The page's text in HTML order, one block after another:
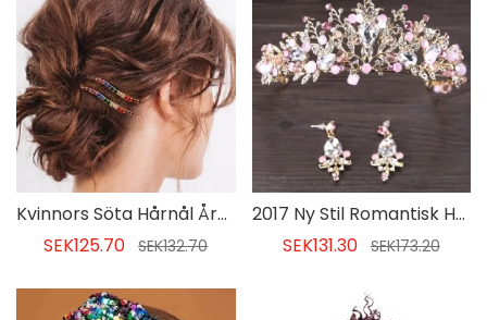
Kvinnors Söta Hårnål Årsdag Hårtillbehör
SEK125.70
SEK132.70
2017 Ny Stil Romantisk Heljuvelerad Hårtillbehör För Kvinnor
SEK131.30 SEK173.20